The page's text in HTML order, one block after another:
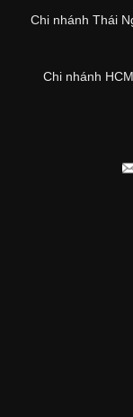
Chi nhánh Thái
Chi nhánh